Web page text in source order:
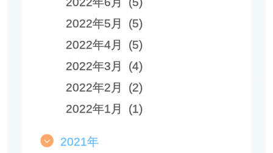
2022年5月 (5)
2022年4月 (5)
2022年3月 (4)
2022年2月 (2)
2022年1月 (1)
2021年